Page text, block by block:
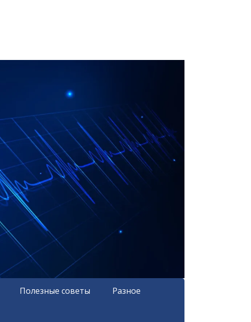
Полезные советы Разное